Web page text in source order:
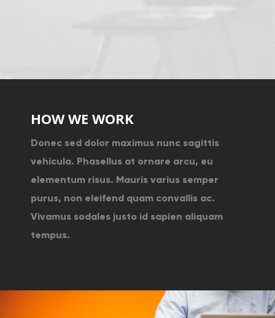
HOW WE WORK
Donec sed dolor maximus nunc sagittis
vehicula. Phasellus at ornare arcu, eu
elementum risus. Mauris varius semper
purus, non eleifend quam convallis ac.
Vivamus sodales justo id sapien aliquam
tempus.